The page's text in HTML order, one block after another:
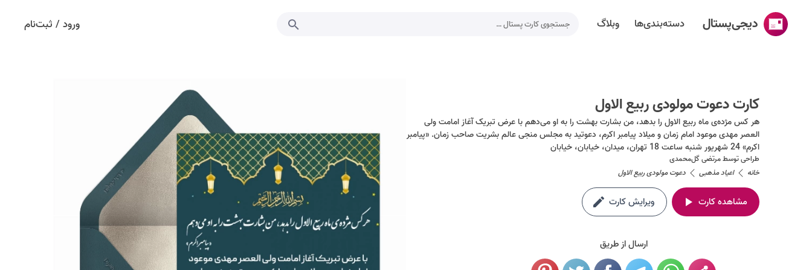
دیجی‌پستال دسته‌بندی‌ها وبلاگ ورود / ثبت‌نام
ساخت کارت پستال
دسته‌بندی‌ها
تقویم مناسبت ها
طراحی اختصاصی کارت پستال
کارت دعوت مولودی ربیع الاول
هر کس مژده‌ی ماه ربیع الاول را بدهد، من بشارت بهشت را به او می‌دهم با عرض تبریک آغاز امامت ولی
العصر مهدی موعود امام زمان و میلاد پیامبر اکرم، دعوتید به مجلس منجی عالم بشریت صاحب زمان. «پیامبر
اکرم» 24 شهریور شنبه ساعت 18 تهران، میدان، خیابان، خیابان
طراحی توسطمرتضی گل‌محمدی
خانه
اعیاد مذهبی دعوت مولودی ربیع الاول
مشاهده کارت ویرایش کارت
ارسال از طریق